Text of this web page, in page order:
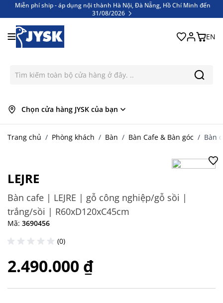
Miễn phí ship - áp dụng nội thành Hà Nội, Đà Nẵng, Hồ Chí Minh đến
31/08/2026
EN
Chọn cửa hàng JYSK của bạn
Trang chủ / Phòng khách / Bàn / Bàn Cafe & Bàn góc / Bàn
LEJRE
Bàn cafe | LEJRE | gỗ công nghiệp/gỗ sồi |
trắng/sồi | R60xD120xC45cm
Mã: 3690456
(0)
2.490.000 ₫